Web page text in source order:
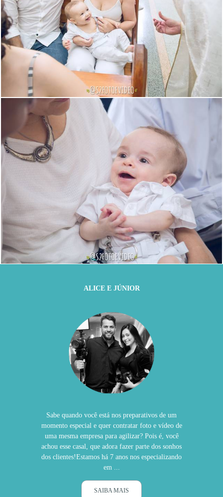
0
1180 0
ALICE E JÚNIOR
Sabe quando você está nos preparativos de um
momento especial e quer contratar foto e vídeo de
uma mesma empresa para agilizar? Pois é, você
achou esse casal, que adora fazer parte dos sonhos
dos clientes!Estamos há 7 anos nos especializando
em ...
SAIBA MAIS